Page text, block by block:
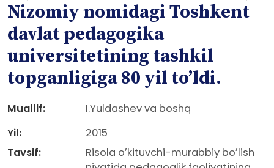
Nizomiy nomidagi Toshkent
davlat pedagogika
universitetining tashkil
topganligiga 80 yil toʼldi.
Muallif:
I.Yuldashev va boshq
Yil:
2015
Tavsif:
Risola oʼkituvchi-murabbiy boʼlish